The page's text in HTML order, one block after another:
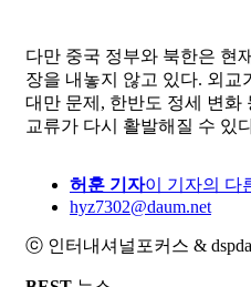
다만 중국 정부와 북한은 현
장을 내놓지 않고 있다. 외교
대만 문제, 한반도 정세 변화
교류가 다시 활발해질 수 있
허훈 기자이 기자의 다
hyz7302@daum.net
ⓒ 인터내셔널포커스 &